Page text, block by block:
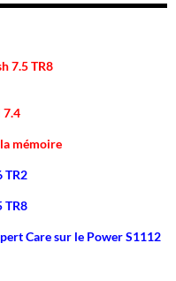
7.5 TR8
7.4
mémoire
TR2
TR8
Care sur le Power S1112